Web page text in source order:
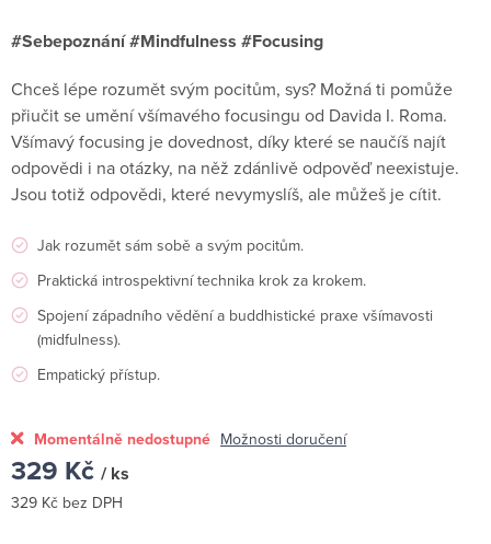
#Sebepoznání #Mindfulness #Focusing
Chceš lépe rozumět svým pocitům, sys? Možná ti pomůže
přiučit se umění všímavého focusingu od Davida I. Roma.
Všímavý focusing je dovednost, díky které se naučíš najít
odpovědi i na otázky, na něž zdánlivě odpověď neexistuje.
Jsou totiž odpovědi, které nevymyslíš, ale můžeš je cítit.
Jak rozumět sám sobě a svým pocitům.
Praktická introspektivní technika krok za krokem.
Spojení západního vědění a buddhistické praxe všímavosti
(midfulness).
Empatický přístup.
Momentálně nedostupné Možnosti doručení
329 Kč / ks
329 Kč bez DPH